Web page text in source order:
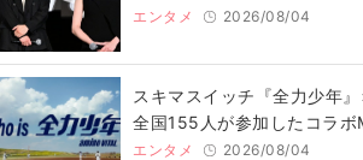
エンタメ 2026/08/04
スキマスイッチ『全力少年
全国155人が参加したコラボ
エンタメ 2026/08/04